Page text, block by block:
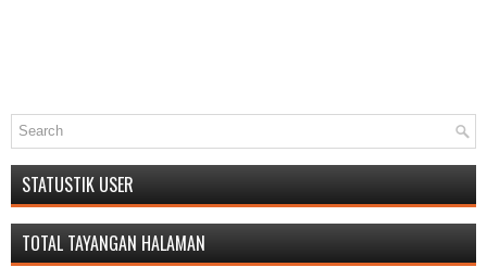
STATUSTIK USER
TOTAL TAYANGAN HALAMAN